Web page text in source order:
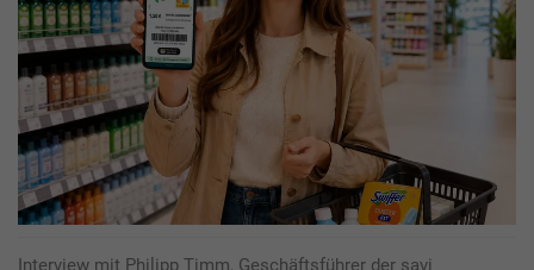
Interview mit Philipp Timm, Geschäftsführer der savi